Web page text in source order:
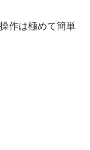
作は極めて簡単